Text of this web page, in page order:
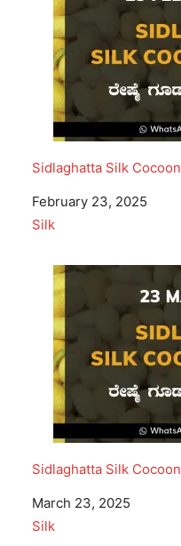
Sidlaghatta Silk
Date
February 23, 2025
In relation to
Silk
Sidlaghatta Silk
Date
March 23, 2025
In relation to
Silk